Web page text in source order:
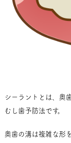
シーラントとは、奥
むし歯予防法です。
奥歯の溝は複雑な形